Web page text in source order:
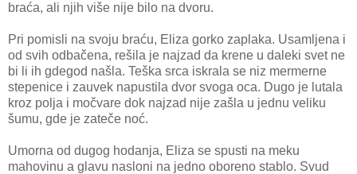
braća, ali njih više nije bilo na dvoru.
Pri pomisli na svoju braću, Eliza gorko zaplaka. Usamljena i
od svih odbačena, rešila je najzad da krene u daleki svet ne
bi li ih gdegod našla. Teška srca iskrala se niz mermerne
stepenice i zauvek napustila dvor svoga oca. Dugo je lutala
kroz polja i močvare dok najzad nije zašla u jednu veliku
šumu, gde je zateče noć.
Umorna od dugog hodanja, Eliza se spusti na meku
mahovinu a glavu nasloni na jedno oboreno stablo. Svud